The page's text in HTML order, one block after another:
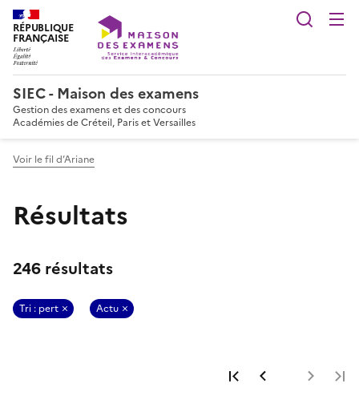
RÉPUBLIQUE
FRANÇAISE
SIEC - Maison des examens
Gestion des examens et des concours
Académies de Créteil, Paris et Versailles
Voir le fil d’Ariane
Résultats
246 résultats
Tri : pert Actu
Première page
Page